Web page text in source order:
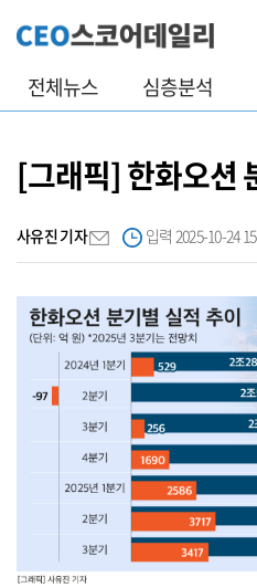
전체뉴스 심층분석
[그래픽] 한화오션
사유진 기자 입력 2025-10-24